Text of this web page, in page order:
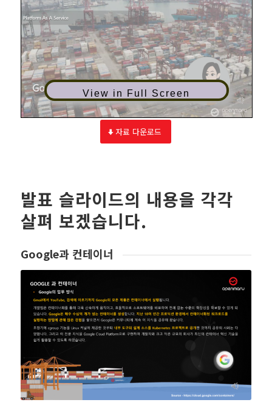
View in Full Screen
자료 다운로드
발표 슬라이드의 내용을 각각
살펴 보겠습니다.
Google과 컨테이너